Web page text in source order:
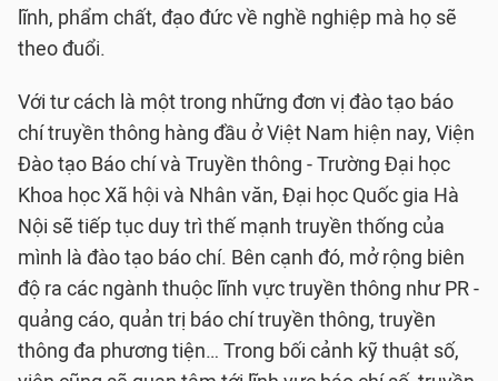
lĩnh, phẩm chất, đạo đức về nghề nghiệp mà họ sẽ
theo đuổi.
Với tư cách là một trong những đơn vị đào tạo báo
chí truyền thông hàng đầu ở Việt Nam hiện nay, Viện
Đào tạo Báo chí và Truyền thông - Trường Đại học
Khoa học Xã hội và Nhân văn, Đại học Quốc gia Hà
Nội sẽ tiếp tục duy trì thế mạnh truyền thống của
mình là đào tạo báo chí. Bên cạnh đó, mở rộng biên
độ ra các ngành thuộc lĩnh vực truyền thông như PR -
quảng cáo, quản trị báo chí truyền thông, truyền
thông đa phương tiện… Trong bối cảnh kỹ thuật số,